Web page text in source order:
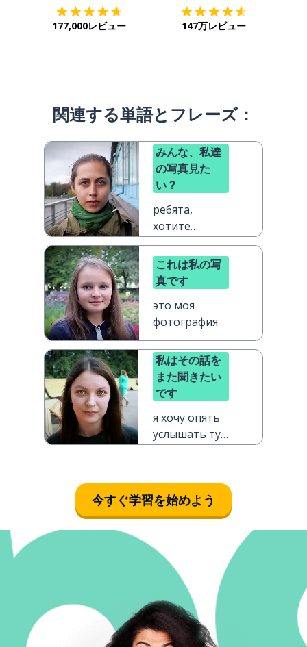
177,000レビュー 147万レビュー
関連する単語とフレーズ：
みんな、私達
の写真見た
い？
ребята,
хотите
посмотреть
наши
фотографии?
これは私の写
真です
это моя
фотография
私はその話を
また聞きたい
です
я хочу опять
услышать ту
今すぐ学習を始めよう